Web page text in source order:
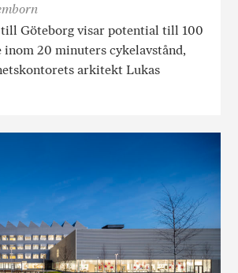
Göteborg visar potential till 100
inom 20 minuters cykelavstånd,
arkitekt Lukas